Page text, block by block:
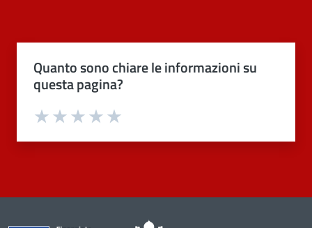
Quanto sono chiare le informazioni su
questa pagina?
Valuta 4 stelle su 5
Valuta 3 stelle su 5
Valuta 2 stelle su 5
Valuta 1 stelle su 5